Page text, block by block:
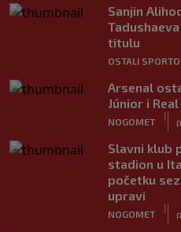
Sanjin
Tadushaeva
titulu
OSTALI
Arsenal
Júnior i
NOGOMET
|
Slavni klub
stadion u
početku
upravi
NOGOMET
|